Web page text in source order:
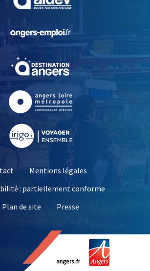
, Ouvre une nouvelle
, Ouvre une nouvelle
Mentions légales
: partiellement conforme
Plan de site
Presse